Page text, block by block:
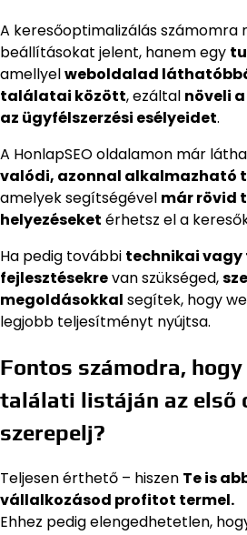
A keresőoptimalizálás számomra
beállításokat jelent, hanem egy
amellyelweboldalad
találatai között, ezáltal növeli
az ügyfélszerzési esélyeidet.
A HonlapSEO oldalamon már
valódi, azonnal alkalmazható
amelyek segítségével már rövid
helyezéseket érhetsz el a
Ha pedig további technikai
fejlesztésekrevan szükséged,
megoldásokkal segítek, hogy
legjobb teljesítményt nyújtsa.
Fontos számodra, hogy
találati listáján az első
szerepelj?
Teljesen érthető – hiszen Te is
vállalkozásod profitot termel.
Ehhez pedig elengedhetetlen,